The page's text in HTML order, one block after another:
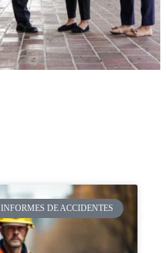
INFORMES DE ACCIDENTES